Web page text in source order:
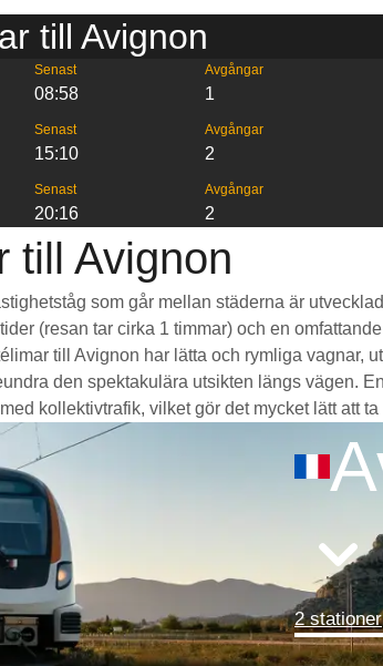
till Avignon
Senast
08:58
Avgångar
1
Senast
15:10
Avgångar
2
Senast
20:16
Avgångar
2
till Avignon
som går mellan städerna är
(resan tar cirka 1 timmar) och en
till Avignon har lätta och rymliga vagnar,
den spektakulära utsikten längs vägen.
kollektivtrafik, vilket gör det mycket lätt att ta
2 stationer